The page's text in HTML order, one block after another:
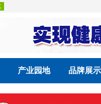
产业园地 品牌展示